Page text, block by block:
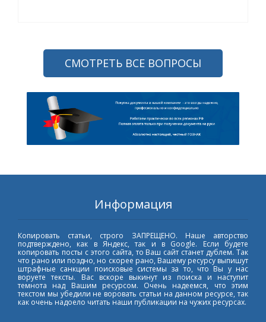
СМОТРЕТЬ ВСЕ ВОПРОСЫ
Информация
Копировать статьи, строго ЗАПРЕЩЕНО. Наше авторство
подтверждено, как в Яндекс, так и в Google. Если будете
копировать посты с этого сайта, то Ваш сайт станет дублем. Так
что рано или поздно, но скорее рано, Вашему ресурсу выпишут
штрафные санкции поисковые системы за то, что Вы у нас
воруете тексты. Вас вскоре выкинут из поиска и наступит
темнота над Вашим ресурсом. Очень надеемся, что этим
текстом мы убедили не воровать статьи на данном ресурсе, так
как очень надоело читать наши публикации на чужих ресурсах.